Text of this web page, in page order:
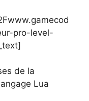
pro-level-
de la
Lua